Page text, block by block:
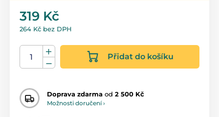
319 Kč
264 Kč bez DPH
Přidat do košíku
Doprava zdarma od 2 500 Kč
Možnosti doručení ›